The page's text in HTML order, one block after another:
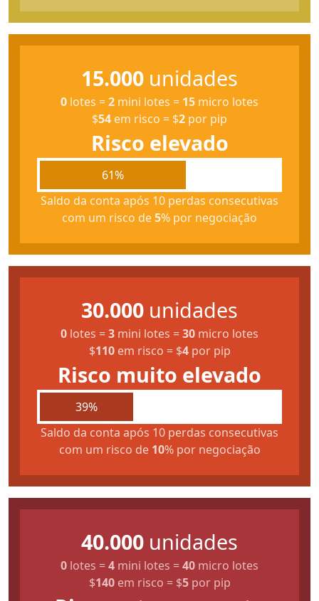
15.000 unidades
0 lotes =2 mini lotes = 15 micro lotes
$54 em risco = $2 por pip
Risco elevado
61%
Saldo da conta após 10 perdas consecutivas
com um risco de5% por negociação
30.000 unidades
0 lotes =3 mini lotes =30 micro lotes
$110em risco = $4por pip
Risco muito elevado
39%
Saldo da conta após 10 perdas consecutivas
com um risco de 10% por negociação
40.000 unidades
0 lotes =4 mini lotes =40 micro lotes
$140em risco = $5por pip